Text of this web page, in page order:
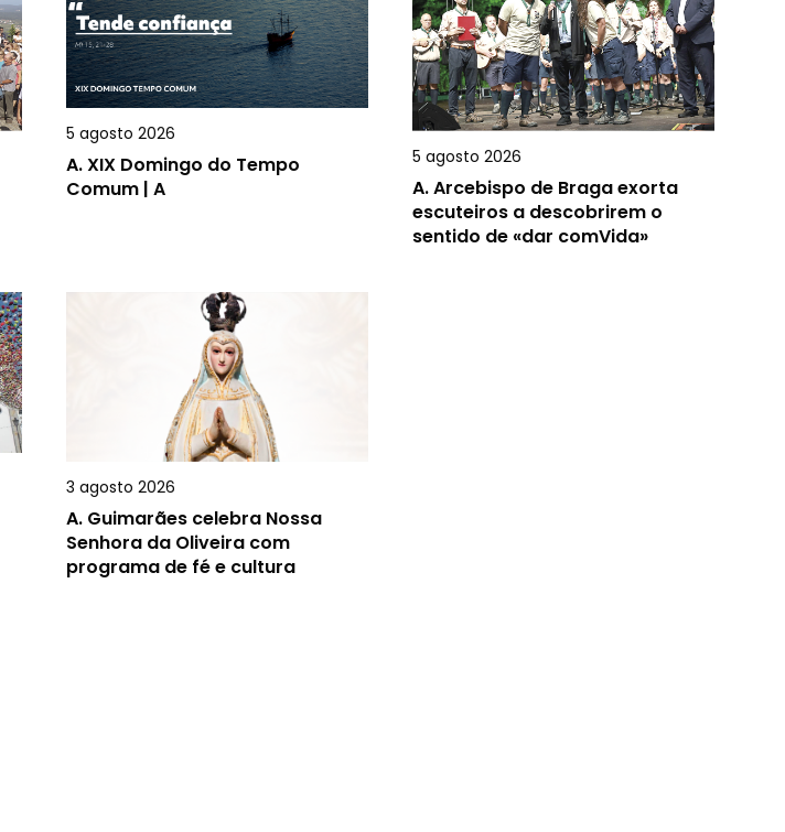
5 agosto 2026
A.XIX Domingo do Tempo
Comum | A
5 agosto 2026
A.Arcebispo de Braga exorta
escuteiros a descobrirem o
sentido de «dar comVida»
3 agosto 2026
A. Guimarães celebra Nossa
Senhora da Oliveira com
programa de fé e cultura